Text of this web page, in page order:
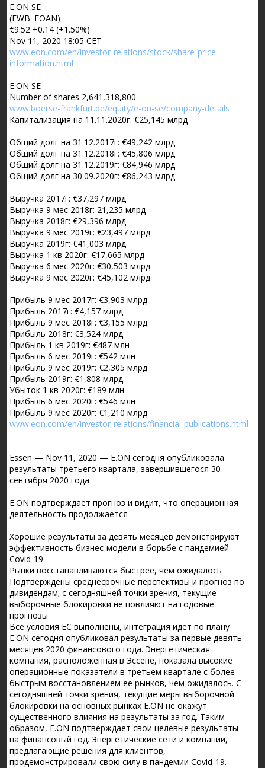
E.ON SE
(FWB: EOAN)
€9.52 +0.14 (+1.50%)
Nov 11, 2020 18:05 CET
www.eon.com/en/investor-relations/stock/share-price-
information.html
E.ON SE
Number of shares 2,641,318,800
www.boerse-frankfurt.de/equity/e-on-se/company-details
Капитализация на 11.11.2020г: €25,145 млрд
Общий долг на 31.12.2017г: €49,242 млрд
Общий долг на 31.12.2018г: €45,806 млрд
Общий долг на 31.12.2019г: €84,946 млрд
Общий долг на 30.09.2020г: €86,243 млрд
Выручка 2017г: €37,297 млрд
Выручка 9 мес 2018г: 21,235 млрд
Выручка 2018г: €29,396 млрд
Выручка 9 мес 2019г: €23,497 млрд
Выручка 2019г: €41,003 млрд
Выручка 1 кв 2020г: €17,665 млрд
Выручка 6 мес 2020г: €30,503 млрд
Выручка 9 мес 2020г: €45,102 млрд
Прибыль 9 мес 2017г: €3,903 млрд
Прибыль 2017г: €4,157 млрд
Прибыль 9 мес 2018г: €3,155 млрд
Прибыль 2018г: €3,524 млрд
Прибыль 1 кв 2019г: €487 млн
Прибыль 6 мес 2019г: €542 млн
Прибыль 9 мес 2019г: €2,305 млрд
Прибыль 2019г: €1,808 млрд
Убыток 1 кв 2020г: €189 млн
Прибыль 6 мес 2020г: €546 млн
Прибыль 9 мес 2020г: €1,210 млрд
www.eon.com/en/investor-relations/financial-publications.html
Essen — Nov 11, 2020 — E.ON сегодня опубликовала
результаты третьего квартала, завершившегося 30
сентября 2020 года
E.ON подтверждает прогноз и видит, что операционная
деятельность продолжается
Хорошие результаты за девять месяцев демонстрируют
эффективность бизнес-модели в борьбе с пандемией
Covid-19
Рынки восстанавливаются быстрее, чем ожидалось
Подтверждены среднесрочные перспективы и прогноз по
дивидендам; с сегодняшней точки зрения, текущие
выборочные блокировки не повлияют на годовые
прогнозы
Все условия ЕС выполнены, интеграция идет по плану
E.ON сегодня опубликовал результаты за первые девять
месяцев 2020 финансового года. Энергетическая
компания, расположенная в Эссене, показала высокие
операционные показатели в третьем квартале с более
быстрым восстановлением ее рынков, чем ожидалось. С
сегодняшней точки зрения, текущие меры выборочной
блокировки на основных рынках E.ON не окажут
существенного влияния на результаты за год. Таким
образом, E.ON подтверждает свои целевые результаты
на финансовый год. Энергетические сети и компании,
предлагающие решения для клиентов,
продемонстрировали свою силу в пандемии Covid-19.